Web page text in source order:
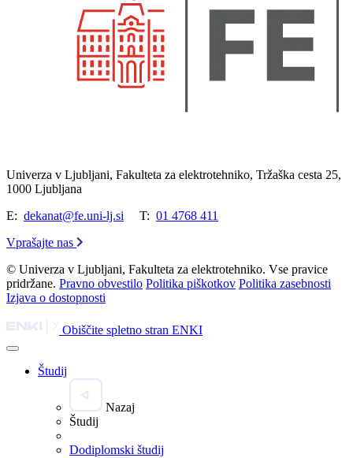
Univerza v Ljubljani, Fakulteta za elektrotehniko, Tržaška cesta 25,
1000 Ljubljana
E: dekanat@fe.uni-lj.si T: 01 4768 411
Vprašajte nas
© Univerza v Ljubljani, Fakulteta za elektrotehniko. Vse pravice
pridržane. Pravno obvestilo Politika piškotkov Politika zasebnosti
Izjava o dostopnosti
Obiščite spletno stran ENKI
Študij
Nazaj
Študij
Dodiplomski študij